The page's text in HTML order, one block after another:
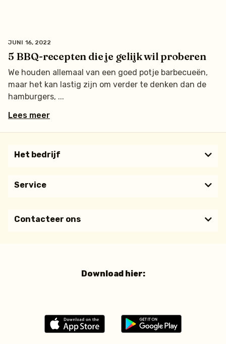
5 BBQ-recepten die je gelijk wil proberen
JUNI 16, 2022
We houden allemaal van een goed potje barbecueën,
maar het kan lastig zijn om verder te denken dan de
hamburgers,
Lees meer
Het bedrijf
Service
Contacteer ons
Download hier: